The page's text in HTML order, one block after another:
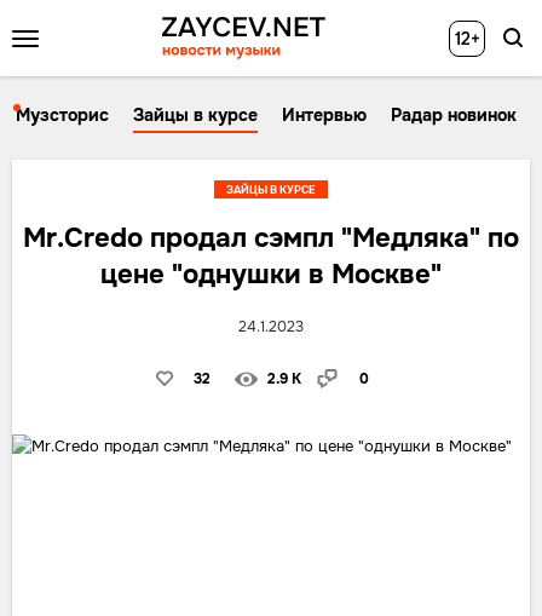
12+
Музсторис Зайцы в курсе Интервью Радар новинок
Mr.Credo продал сэмпл "Медляка" по
цене "однушки в Москве"
24.1.2023
32 2.9 K 0
ЗАЙЦЫ В КУРСЕ